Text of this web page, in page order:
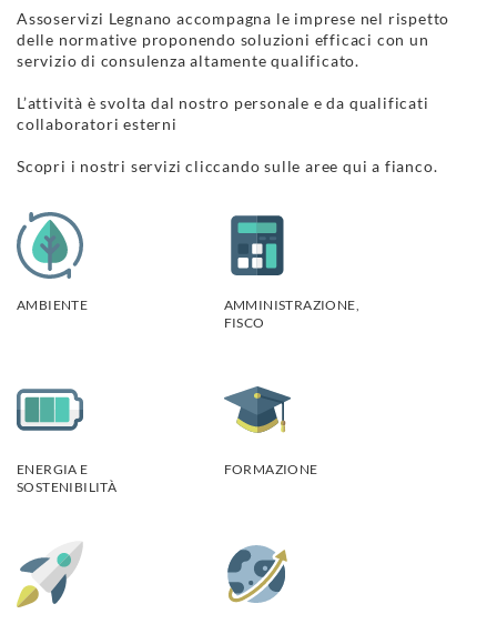
Assoservizi Legnano accompagna le imprese nel rispetto
delle normative proponendo soluzioni efficaci con un
servizio di consulenza altamente qualificato.
L’attività è svolta dal nostro personale e da qualificati
collaboratori esterni
Scopri i nostri servizi cliccando sulle aree qui a fianco.
AMBIENTE
AMMINISTRAZIONE,
FISCO
ENERGIA E
SOSTENIBILITÀ
FORMAZIONE